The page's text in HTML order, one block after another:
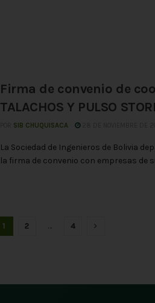
Firma de convenio de
TALACHOS Y PULSO
SIB CHUQUISACA 28 DE NOVIEMBRE DE
La Sociedad de Ingenieros de Bolivia
la firma de convenio con empresas de
1 2 … 4